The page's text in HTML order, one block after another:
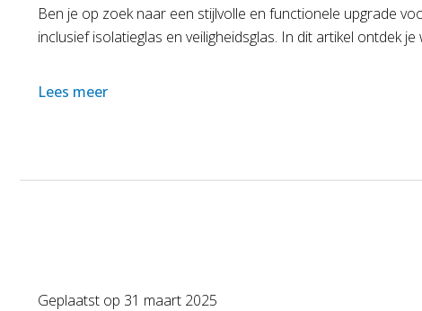
Ben je op zoek naar een stijlvolle en functionele upgrade
inclusief isolatieglas en veiligheidsglas. In dit artikel ontdek
Lees meer
Geplaatst op 31 maart 2025